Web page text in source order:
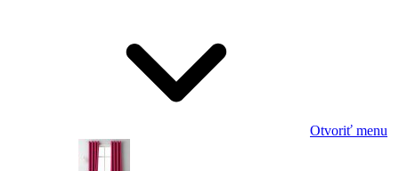
Otvoriť menu